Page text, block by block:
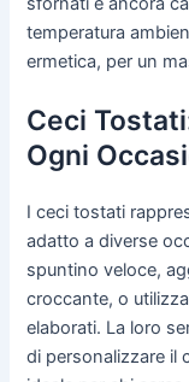
temperatura
ermetica, per un
Ceci
Ogni
I ceci tostati
adatto a diverse
spuntino veloce,
croccante, o
elaborati. La loro
di personalizzare il